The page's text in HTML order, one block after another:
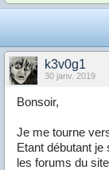
k3v0g1
30 janv. 2019
Bonsoir,
Je me tourne
Etant débutant
les forums du